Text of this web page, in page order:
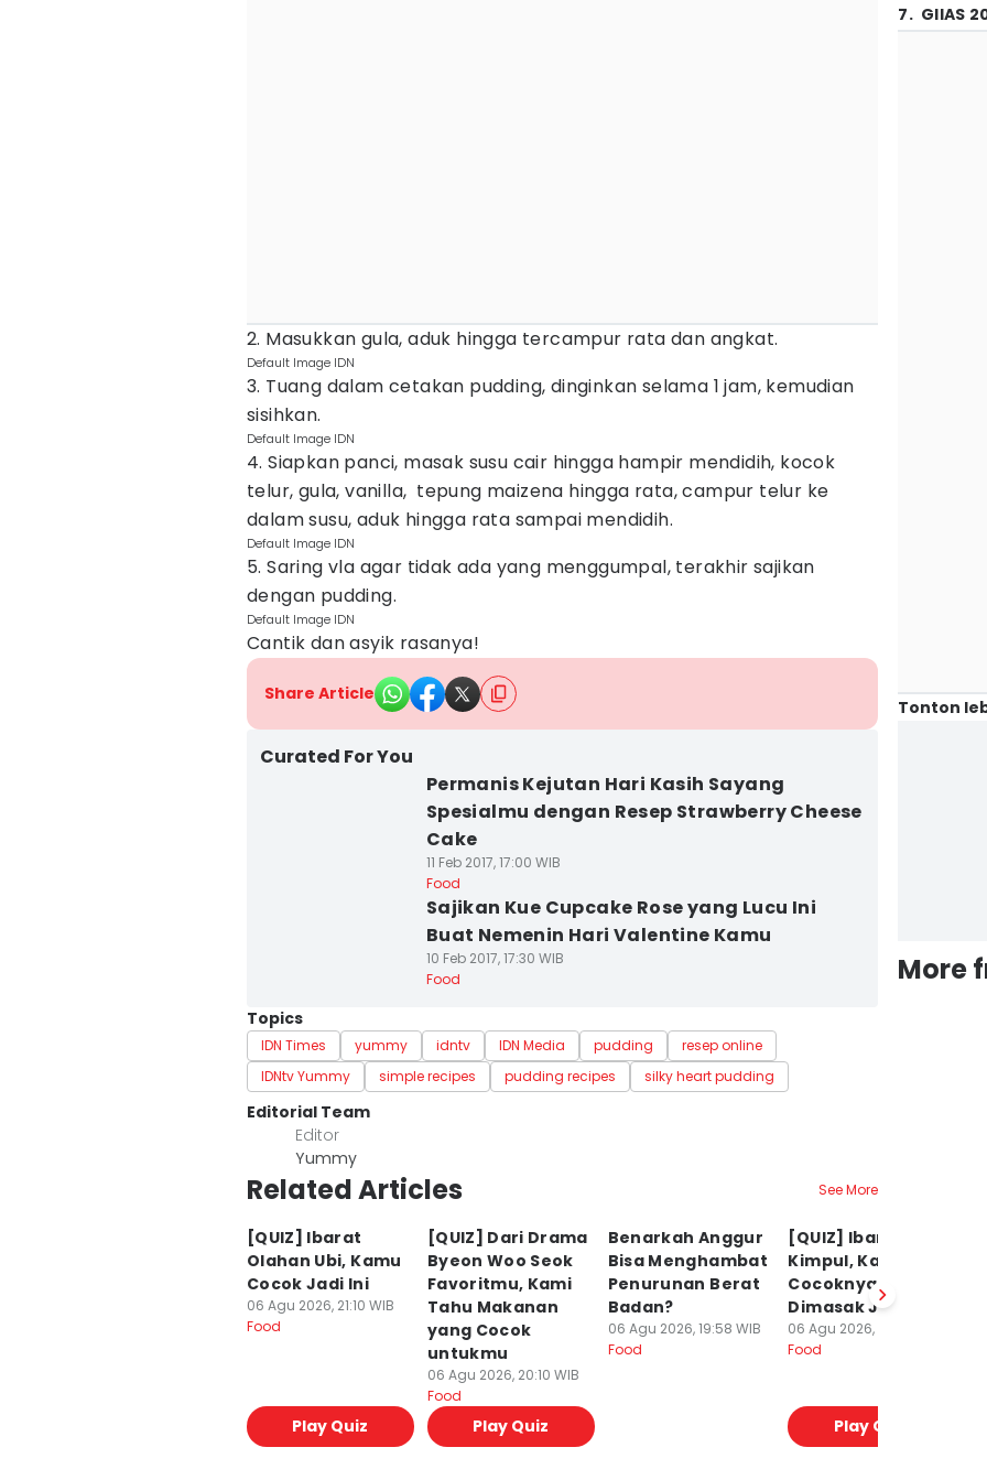
2. Masukkan gula, aduk hingga tercampur rata dan angkat.
Default Image IDN
3. Tuang dalam cetakan pudding, dinginkan selama 1 jam, kemudian
sisihkan.
Default Image IDN
4. Siapkan panci, masak susu cair hingga hampir mendidih, kocok
telur, gula, vanilla, tepung maizena hingga rata, campur telur ke
dalam susu, aduk hingga rata sampai mendidih.
Default Image IDN
5. Saring vla agar tidak ada yang menggumpal, terakhir sajikan
dengan pudding.
Default Image IDN
Cantik dan asyik rasanya!
Share Article
Curated For You
Permanis Kejutan Hari Kasih Sayang
Spesialmu dengan Resep Strawberry Cheese
Cake
11 Feb 2017, 17:00 WIB
Food
Sajikan Kue Cupcake Rose yang Lucu Ini
Buat Nemenin Hari Valentine Kamu
10 Feb 2017, 17:30 WIB
Food
Topics
IDN Times yummy idntv IDN Media pudding
resep online
IDNtv Yummy
simple recipes pudding recipes silky heart pudding
Editorial Team
Editor
Yummy
Related Articles See More
[QUIZ] Ibarat
Olahan Ubi, Kamu
Cocok Jadi Ini
06 Agu 2026, 21:10 WIB
Food
Play Quiz
[QUIZ] Dari Drama
Byeon Woo Seok
Favoritmu, Kami
Tahu Makanan
yang Cocok
untukmu
06 Agu 2026, 20:10 WIB
Food
Play Quiz
Benarkah Anggur
Bisa Menghambat
Penurunan Berat
Badan?
06 Agu 2026, 19:58 WIB
Food
[QUIZ] Ibarat
Kimpul, Kamu
Cocoknya
Dimasak Jadi Ini
06 Agu 2026, 19:30 WIB
Food
Play Quiz
7. GIIAS
Tonton
More